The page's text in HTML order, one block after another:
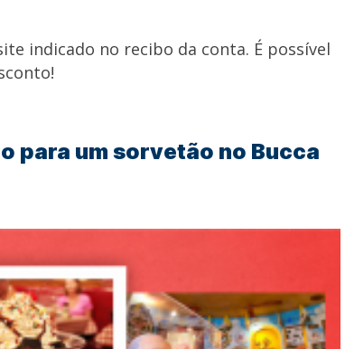
indicado no recibo da conta. É possível
para um sorvetão no Bucca